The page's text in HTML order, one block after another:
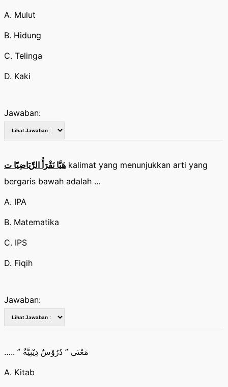
A. Mulut
B. Hidung
C. Telinga
D. Kaki
Jawaban:
هَيَّا نَقْرَأُ الرِّيَاضِيّا ت kalimat yang menunjukkan arti yang
bergaris bawah adalah …
A. IPA
B. Matematika
C. IPS
D. Fiqih
Jawaban:
….. ” مَعْنَى ” دُرُوْسٌ دِيْنِيَّةٌ
A. Kitab